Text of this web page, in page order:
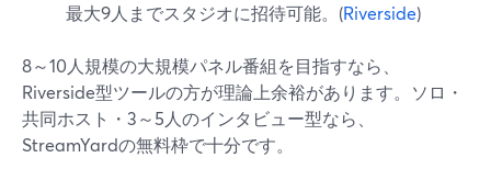
最大9人までスタジオに招待可能。(Riverside)
8～10人規模の大規模パネル番組を目指すなら、
Riverside型ツールの方が理論上余裕があります。ソロ・
共同ホスト・3～5人のインタビュー型なら、
StreamYardの無料枠で十分です。